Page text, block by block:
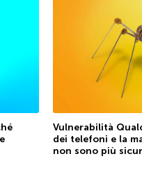
Vulnerabilità
dei telefoni e la
non sono più